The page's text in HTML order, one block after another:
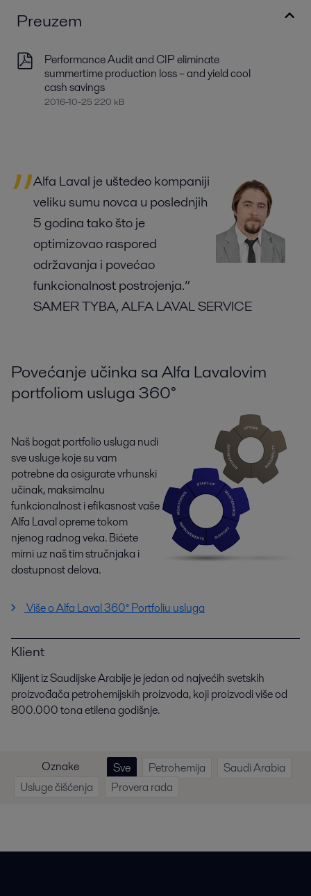
Preuzem
Performance Audit and CIP eliminate
summertime production loss – and yield cool
cash savings
2016-10-25 220 kB
Alfa Laval je uštedeo kompaniji
veliku sumu novca u poslednjih
5 godina tako što je
optimizovao raspored
održavanja i povećao
funkcionalnost postrojenja.”
SAMER TYBA, ALFA LAVAL SERVICE
Povećanje učinka sa Alfa Lavalovim
portfoliom usluga 360°
Naš bogat portfolio usluga nudi
sve usluge koje su vam
potrebne da osigurate vrhunski
učinak, maksimalnu
funkcionalnost i efikasnost vaše
Alfa Laval opreme tokom
njenog radnog veka. Bićete
mirni uz naš tim stručnjaka i
dostupnost delova.
Više o Alfa Laval 360° Portfoliu usluga
Klient
Klijent iz Saudijske Arabije je jedan od najvećih svetskih
proizvođača petrohemijskih proizvoda, koji proizvodi više od
800.000 tona etilena godišnje.
Oznake Sve Petrohemija
Saudi Arabia
Usluge čišćenja
Provera rada